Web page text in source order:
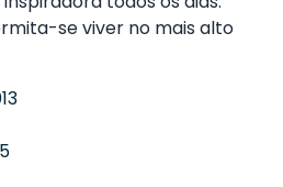
se viver no mais alto